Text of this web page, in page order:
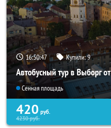
16:50:44 Купили:9
Автобусный тур в Выборг
Сенная площадь
420 руб.
4230руб.